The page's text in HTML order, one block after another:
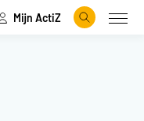
Mijn ActiZ
Zoeken